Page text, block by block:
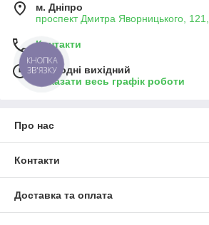
м. Дніпро
проспект Дмитра Яворницького,
Контакти
Сьогодні вихідний
Показати весь графік роботи
Про нас
Контакти
Доставка та оплата
КНОПКА
ЗВ'ЯЗКУ